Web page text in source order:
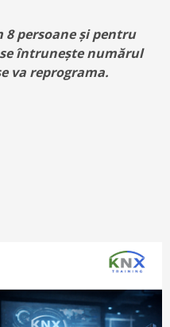
persoane și pentru
întrunește numărul
va reprograma.